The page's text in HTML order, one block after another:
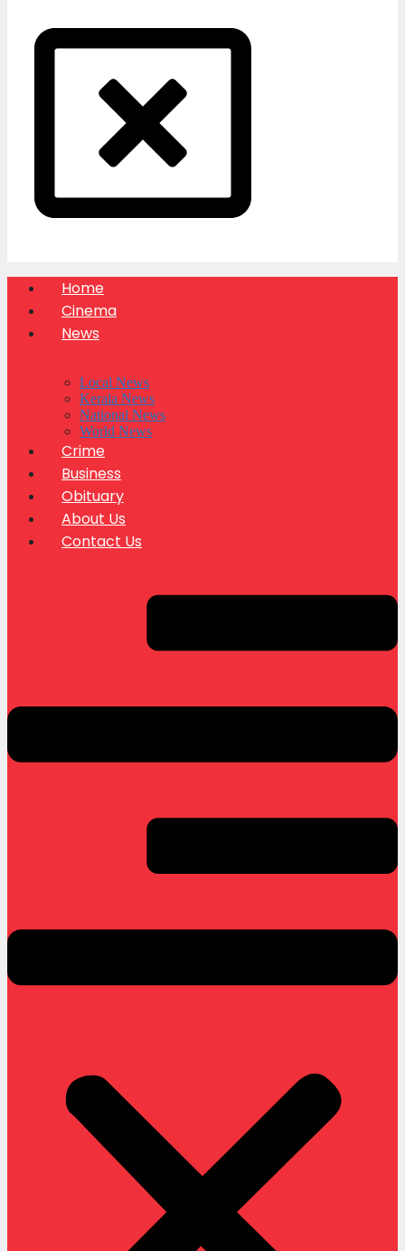
Home
Cinema
News
Local News
Kerala News
National News
World News
Crime
Business
Obituary
About Us
Contact Us